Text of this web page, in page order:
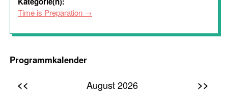
Time is Preparation
Programmkalender
<< August 2026 >>